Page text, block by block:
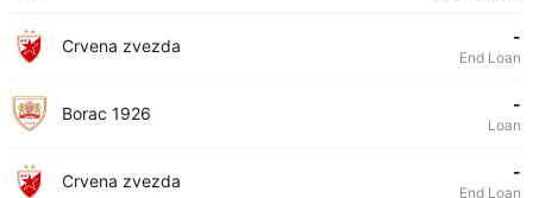
Crvena zvezda -
End Loan
Borac 1926 -
Loan
Crvena zvezda -
End Loan